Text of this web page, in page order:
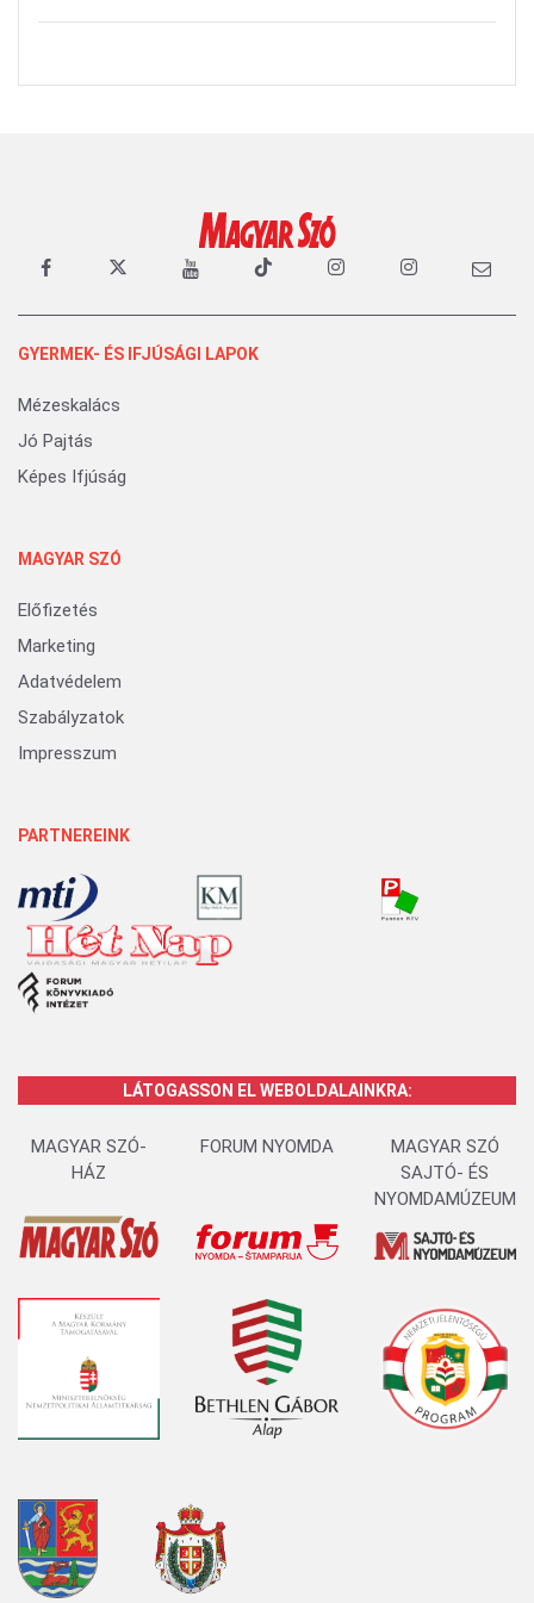
GYERMEK- ÉS IFJÚSÁGI LAPOK
Mézeskalács
Jó Pajtás
Képes Ifjúság
MAGYAR SZÓ
Előfizetés
Marketing
Adatvédelem
Szabályzatok
Impresszum
PARTNEREINK
LÁTOGASSON EL WEBOLDALAINKRA:
MAGYAR SZÓ-
HÁZ
FORUM NYOMDA
MAGYAR SZÓ
SAJTÓ- ÉS
NYOMDAMÚZEUM